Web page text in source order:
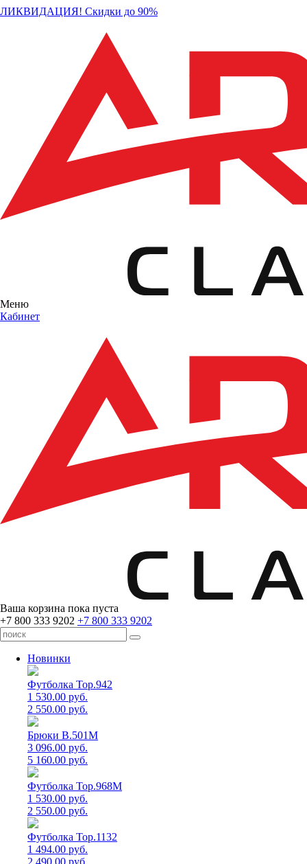
ЛИКВИДАЦИЯ! Скидки до 90%
Меню
Кабинет
Ваша корзина пока пуста
+7 800 333 9202 +7 800 333 9202
Новинки
Футболка Top.942
1 530.00 руб.
2 550.00 руб.
Брюки B.501M
3 096.00 руб.
5 160.00 руб.
Футболка Top.968M
1 530.00 руб.
2 550.00 руб.
Футболка Top.1132
1 494.00 руб.